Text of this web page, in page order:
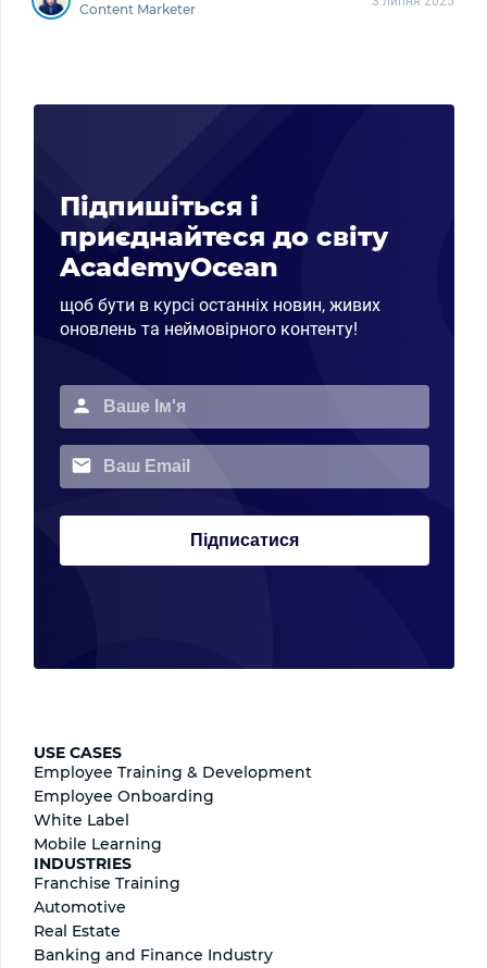
Content Marketer
Підпишіться і
приєднайтеся до світу
AcademyOcean
щоб бути в курсі останніх новин, живих
оновлень та неймовірного контенту!
Підписатися
USE CASES
Employee Training & Development
Employee Onboarding
White Label
Mobile Learning
INDUSTRIES
Franchise Training
Automotive
Real Estate
Banking and Finance Industry